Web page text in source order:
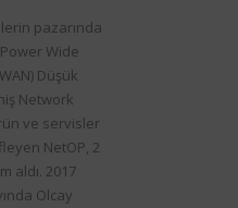
pazarında
Wide
Düşük
Network
ve servisler
NetOP, 2
aldı. 2017
Olcay